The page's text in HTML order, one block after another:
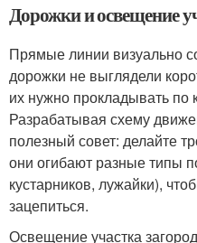
Дорожки и освещение
Прямые линии визуально
дорожки не выглядели
их нужно прокладывать
Разрабатывая схему
полезный совет: делайте
они огибают разные типы
кустарников, лужайки),
зацепиться.
Освещение участка